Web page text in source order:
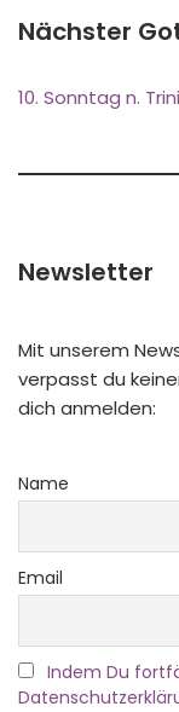
Nächster
10. Sonntag n.
Newsletter
Mit unserem
verpasst du
dich anmelden:
Name
Email
Indem Du